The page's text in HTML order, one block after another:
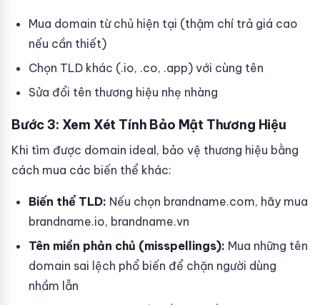
Mua domain từ chủ hiện tại (thậm chí trả giá cao
nếu cần thiết)
Chọn TLD khác (.io, .co, .app) với cùng tên
Sửa đổi tên thương hiệu nhẹ nhàng
Bước 3: Xem Xét Tính Bảo Mật Thương Hiệu
Khi tìm được domain ideal, bảo vệ thương hiệu bằng
cách mua các biến thể khác:
Biến thể TLD: Nếu chọn brandname.com, hãy mua
brandname.io, brandname.vn
Tên miền phản chủ (misspellings): Mua những tên
domain sai lệch phổ biến để chặn người dùng
nhầm lẫn